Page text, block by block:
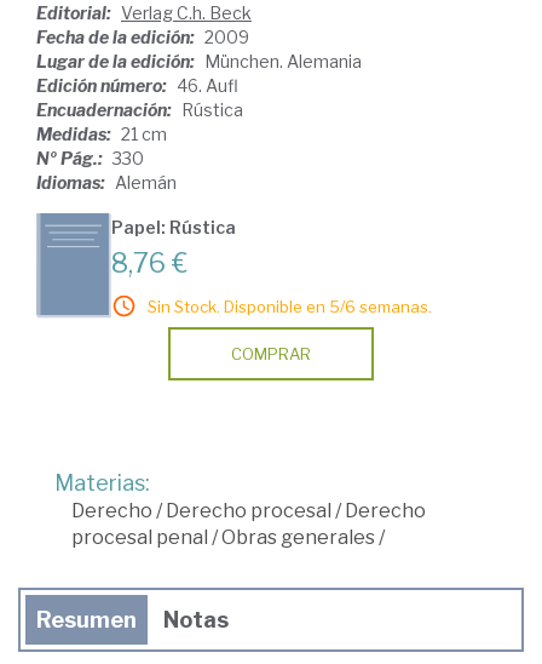
Editorial: Verlag C.h. Beck
Fecha de la edición: 2009
Lugar de la edición: München. Alemania
Edición número: 46. Aufl
Encuadernación: Rústica
Medidas: 21 cm
Nº Pág.: 330
Idiomas: Alemán
Papel: Rústica
8,76 €
Sin Stock. Disponible en 5/6 semanas.
COMPRAR
Materias:
Derecho /Derecho procesal /Derecho
procesal penal /Obras generales/
Resumen Notas